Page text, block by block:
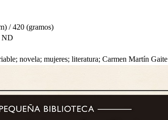
/ 420 (gramos)
ND
novela; mujeres; literatura; Carmen Martín Gaite